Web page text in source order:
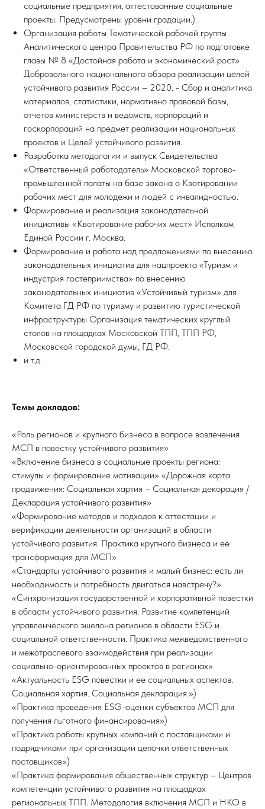
социальные предприятия, аттестованные социальные
проекты. Предусмотрены уровни градации.).
Организация работы Тематической рабочей группы
Аналитического центра Правительства РФ по подготовке
главы № 8 «Достойная работа и экономический рост»
Добровольного национального обзора реализации целей
устойчивого развития России – 2020. - Сбор и аналитика
материалов, статистики, нормативно правовой базы,
отчетов министерств и ведомств, корпораций и
госкорпораций на предмет реализации национальных
проектов и Целей устойчивого развития.
Разработка методологии и выпуск Свидетельства
«Ответственный работодатель» Московской торгово-
промышленной палаты на базе закона о Квотировании
рабочих мест для молодежи и людей с инвалидностью.
Формирование и реализация законодательной
инициативы «Квотирование рабочих мест» Исполком
Единой России г. Москва.
Формирование и работа над предложениями по внесению
законодательных инициатив для нацпроекта «Туризм и
индустрия гостеприимства» по внесению
законодательных инициатив «Устойчивый туризм» для
Комитета ГД РФ по туризму и развитию туристической
инфраструктуры Организация тематических круглый
столов на площадках Московской ТПП, ТПП РФ,
Московской городской думы, ГД РФ.
и т.д.
Темы докладов:
«Роль регионов и крупного бизнеса в вопросе вовлечения
МСП в повестку устойчивого развития»
«Включение бизнеса в социальные проекты региона:
стимулы и формирование мотивации» «Дорожная карта
продвижения: Социальная хартия – Социальная декорация /
Декларация устойчивого развития»
«Формирование методов и подходов к аттестации и
верификации деятельности организаций в области
устойчивого развития. Практика крупного бизнеса и ее
трансформация для МСП»
«Стандарты устойчивого развития и малый бизнес: есть ли
необходимость и потребность двигаться навстречу?»
«Синхронизация государственной и корпоративной повестки
в области устойчивого развития. Развитие компетенций
управленческого эшелона регионов в области ESG и
социальной ответственности. Практика межведомственного
и межотраслевого взаимодействия при реализации
социально-ориентированных проектов в регионах»
«Актуальность ESG повестки и ее социальных аспектов.
Социальная хартия. Социальная декларация.»)
«Практика проведения ESG-оценки субъектов МСП для
получения льготного финансирования»)
«Практика работы крупных компаний с поставщиками и
подрядчиками при организации цепочки ответственных
поставщиков»)
«Практика формирования общественных структур – Центров
компетенции устойчивого развития на площадках
региональных ТПП. Методология включения МСП и НКО в